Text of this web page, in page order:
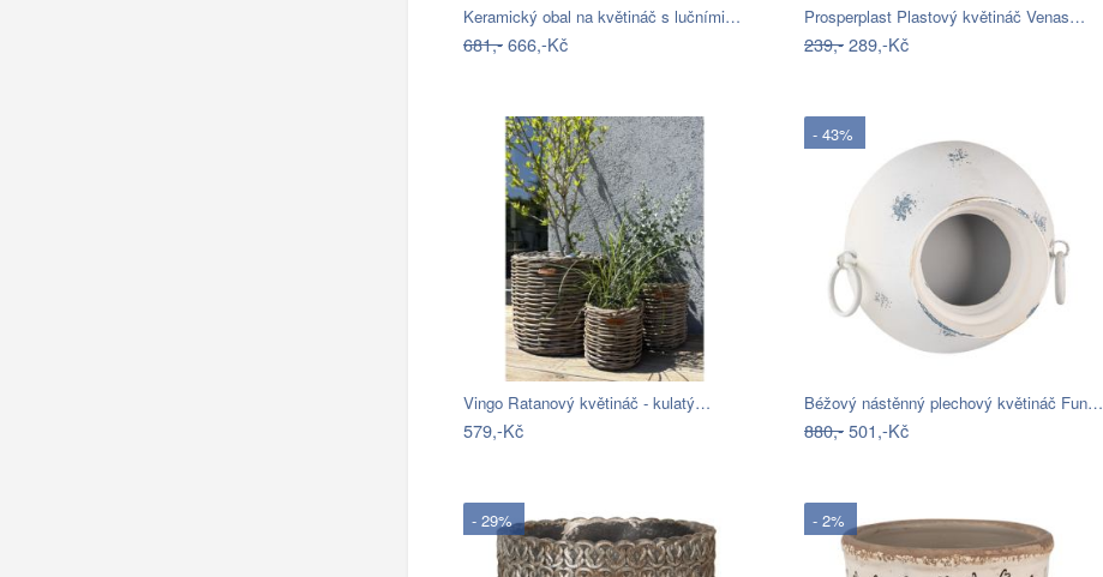
Keramický obal na květináč s lučními…
681,-666,-Kč
Prosperplast Plastový květináč Venas…
239,-289,-Kč
Vingo Ratanový květináč - kulatý…
579,-Kč
- 43%
Béžový nástěnný plechový květináč Fun…
880,-501,-Kč
- 29% - 2%